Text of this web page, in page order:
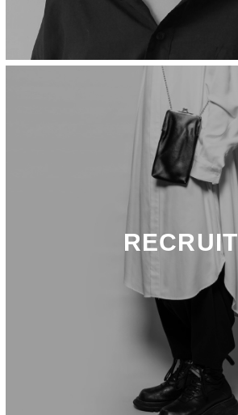
RECRUIT